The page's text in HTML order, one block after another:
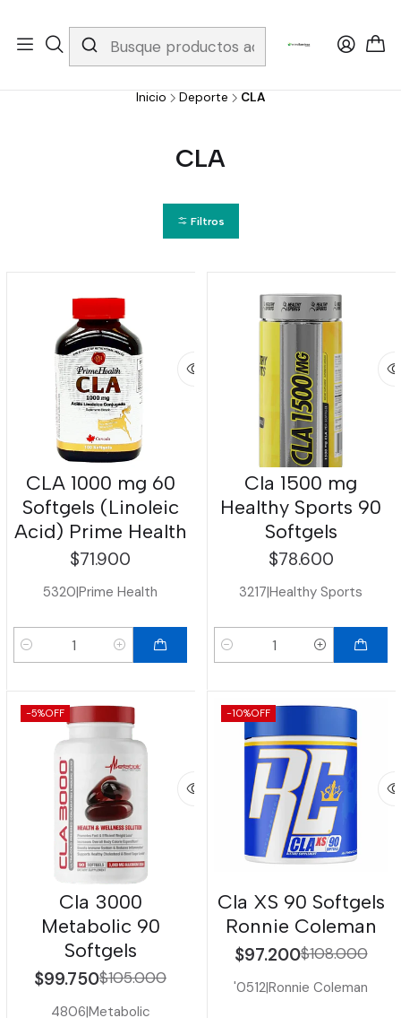
Whatsapp 3229079958/ Fijo 6019251796 / Envios a todo el país y
gratis apartir de 199.000!
Inicio Deporte CLA
CLA
Filtros
CLA 1000 mg 60
Softgels (Linoleic
Acid) Prime Health
$71.900
5320|Prime Health
Cantidad
Cla 1500 mg
Healthy Sports 90
Softgels
$78.600
3217|Healthy Sports
Cantidad
-5%OFF
Cla 3000
Metabolic 90
Softgels
$99.750$105.000
4806|Metabolic
-10%OFF
Cla XS 90 Softgels
Ronnie Coleman
$97.200$108.000
'0512|Ronnie Coleman